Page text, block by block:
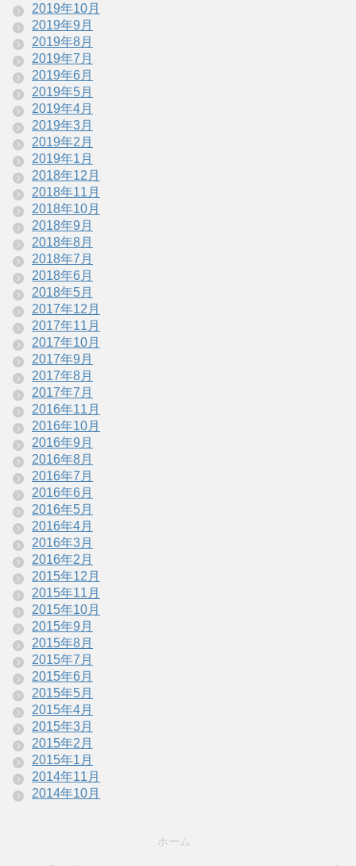
2019年10月
2019年9月
2019年8月
2019年7月
2019年6月
2019年5月
2019年4月
2019年3月
2019年2月
2019年1月
2018年12月
2018年11月
2018年10月
2018年9月
2018年8月
2018年7月
2018年6月
2018年5月
2017年12月
2017年11月
2017年10月
2017年9月
2017年8月
2017年7月
2016年11月
2016年10月
2016年9月
2016年8月
2016年7月
2016年6月
2016年5月
2016年4月
2016年3月
2016年2月
2015年12月
2015年11月
2015年10月
2015年9月
2015年8月
2015年7月
2015年6月
2015年5月
2015年4月
2015年3月
2015年2月
2015年1月
2014年11月
2014年10月
ホーム